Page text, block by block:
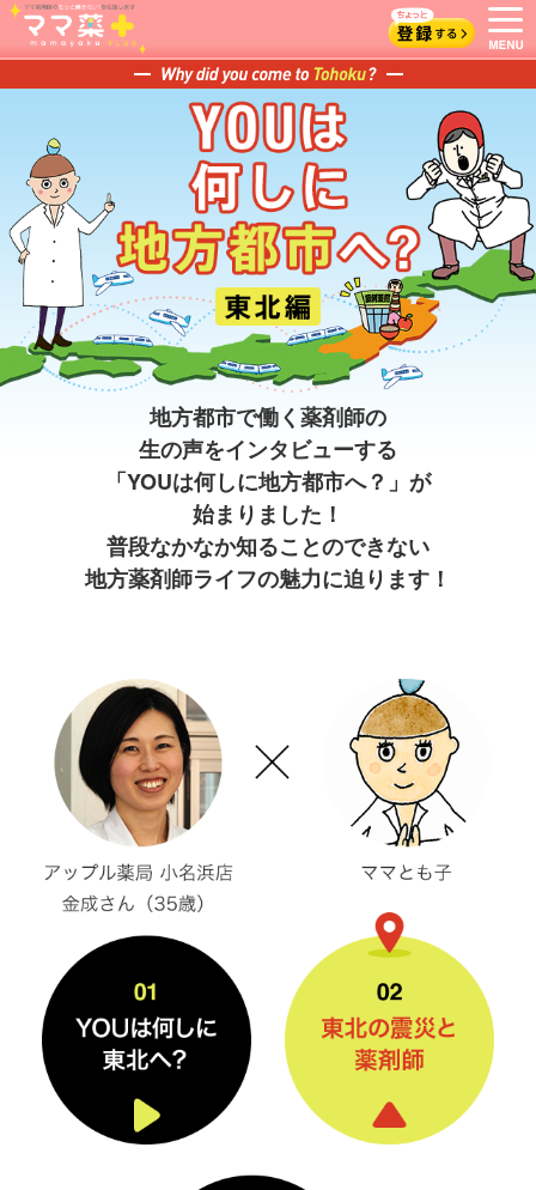
地方都市で働く薬剤師の
生の声をインタビューする
「YOUは何しに地方都市へ？」が
始まりました！
普段なかなか知ることのできない
地方薬剤師ライフの魅力に迫ります！